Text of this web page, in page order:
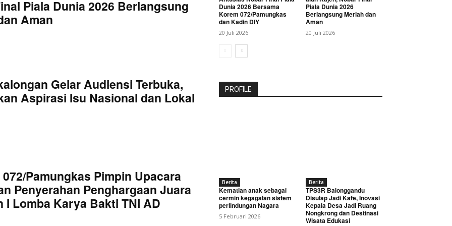
About
Contact us
Subscription Plans
Piala Dunia 2026 Berlangsung
Aman
Gelar Audiensi Terbuka,
Aspirasi Isu Nasional dan Lokal
Pamungkas Pimpin Upacara
Penyerahan Penghargaan Juara
I Lomba Karya Bakti TNI AD
Dunia 2026 Bersama
Korem 072/Pamungkas
dan Kadin DIY
20 Juli 2026
Piala Dunia 2026
Berlangsung Meriah dan
Aman
20 Juli 2026
PROFILE
Berita
Kematian anak sebagai
cermin kegagalan sistem
perlindungan Nagara
5 Februari 2026
Berita
TPS3R Balonggandu
Disulap Jadi Kafe, Inovasi
Kepala Desa Jadi Ruang
Nongkrong dan Destinasi
Wisata Edukasi